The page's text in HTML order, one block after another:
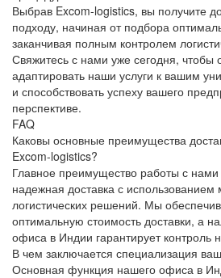
Выбрав Excom-logistics, вы получите
подходу, начиная от подбора
заканчивая полным контролем
Свяжитесь с нами уже сегодня, чтобы
адаптировать наши услуги к вашим
и способствовать успеху вашего
перспективе.
FAQ
Каковы основные преимущества
Excom-logistics?
Главное преимущество работы с нами
надежная доставка с
логистических решений. Мы
оптимальную стоимость доставки, а
офиса в Индии гарантирует контроль
В чем заключается специализация
Основная функция нашего офиса в